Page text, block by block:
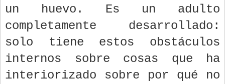
un huevo. Es un adulto
completamente desarrollado:
solo tiene estos obstáculos
internos sobre cosas que ha
interiorizado sobre por qué no